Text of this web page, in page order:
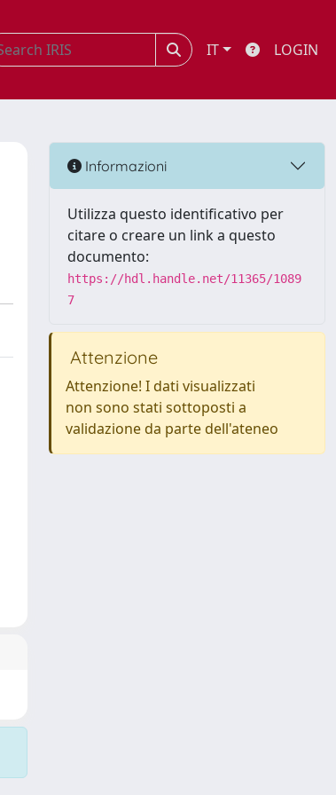
IT LOGIN
Informazioni
Utilizza questo identificativo per
citare o creare un link a questo
documento:
https://hdl.handle.net/11365/1089
7
Attenzione
Attenzione! I dati visualizzati
non sono stati sottoposti a
validazione da parte dell'ateneo